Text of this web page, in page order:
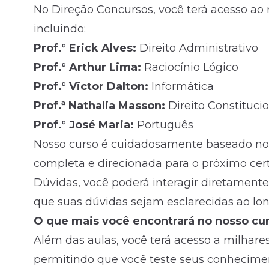
No Direção Concursos, você terá acesso
incluindo:
Prof.° Erick Alves: Direito Administrativo
Prof.° Arthur Lima: Raciocínio Lógico
Prof.° Victor Dalton: Informática
Prof.ª Nathalia Masson: Direito
Prof.° José Maria: Português
Nosso curso é cuidadosamente baseado
completa e direcionada para o próximo
Dúvidas, você poderá interagir
que suas dúvidas sejam esclarecidas ao
O que mais você encontrará no nosso
Além das aulas, você terá acesso a
permitindo que você teste seus